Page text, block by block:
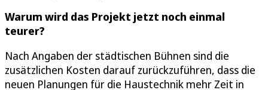
Warum wird das Projekt jetzt noch einmal
teurer?
Nach Angaben der städtischen Bühnen sind die
zusätzlichen Kosten darauf zurückzuführen, dass die
neuen Planungen für die Haustechnik mehr Zeit in